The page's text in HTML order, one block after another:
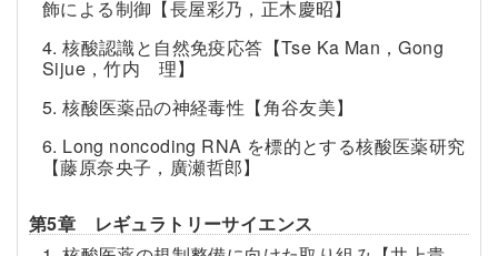
飾による制御【長屋彩乃，正木慶昭】
4. 核酸認識と自然免疫応答【Tse Ka Man，Gong
Sijue，竹内 理】
5. 核酸医薬品の神経毒性【角谷友美】
6. Long noncoding RNA を標的とする核酸医薬研究
【藤原奈央子，廣瀬哲郎】
第5章 レギュラトリーサイエンス